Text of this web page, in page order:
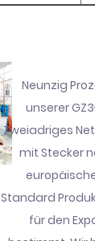
Neunzig
unserer
Zweiadriges
mit Stecker
Standard
für den